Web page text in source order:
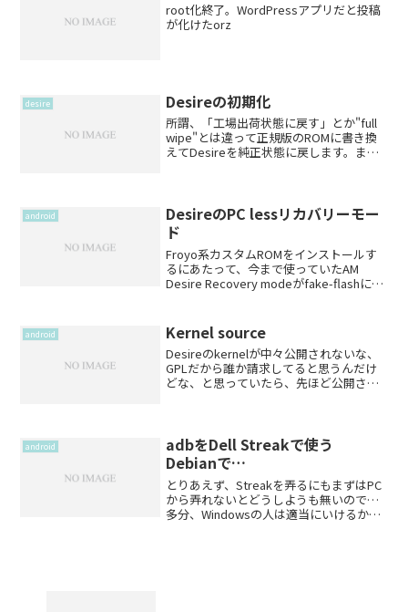
root化終了。WordPressアプリだと投稿
が化けたorz
desire Desireの初期化
所謂、「工場出荷状態に戻す」とか"full
wipe"とは違って正規版のROMに書き換
えてDesireを純正状態に戻します。まず
android
DesireのPC lessリカバリーモー
ド
Froyo系カスタムROMをインストールす
るにあたって、今まで使っていたAM
Desire Recovery modeがfake-flashに変
android Kernel source
Desireのkernelが中々公開されないな、
GPLだから誰か請求してると思うんだけ
どな、と思っていたら、先ほど公開され
android
adbをDell Streakで使う
Debianで…
とりあえず、Streakを弄るにもまずはPC
から弄れないとどうしようも無いので…
多分、Windowsの人は適当にいけるかも